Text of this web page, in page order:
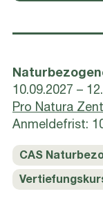
10.09.2027 –
Pro Natura
Anmeldefrist:
CAS